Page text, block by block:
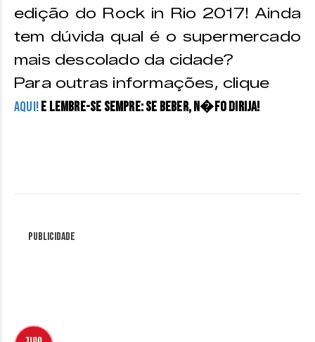
edição do Rock in Rio 2017! Ainda
tem dúvida qual é o supermercado
mais descolado da cidade?
Para outras informações, clique
AQUI!E lembre-se sempre: SE BEBER, N�fO DIRIJA!
Publicidade